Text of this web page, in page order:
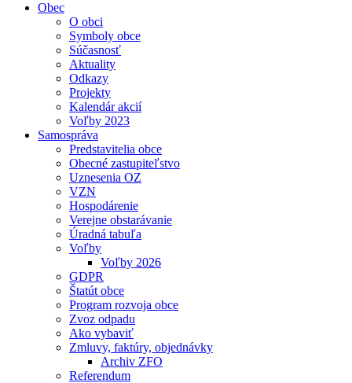
Obec
O obci
Symboly obce
Súčasnosť
Aktuality
Odkazy
Projekty
Kalendár akcií
Voľby 2023
Samospráva
Predstavitelia obce
Obecné zastupiteľstvo
Uznesenia OZ
VZN
Hospodárenie
Verejne obstarávanie
Úradná tabuľa
Voľby
Voľby 2026
GDPR
Štatút obce
Program rozvoja obce
Zvoz odpadu
Ako vybaviť
Zmluvy, faktúry, objednávky
Archiv ZFO
Referendum